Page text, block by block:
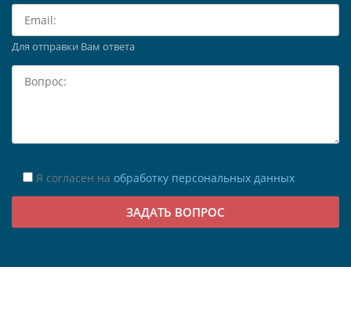
Для отправки Вам ответа
Я согласен на обработку персональных данных